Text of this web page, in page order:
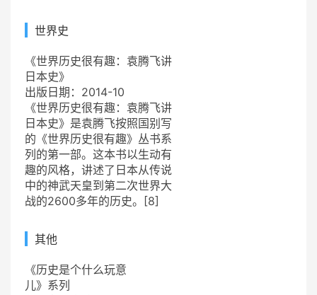
世界史
《世界历史很有趣：袁腾飞讲
日本史》
出版日期：2014-10
《世界历史很有趣：袁腾飞讲
日本史》是袁腾飞按照国别写
的《世界历史很有趣》丛书系
列的第一部。这本书以生动有
趣的风格，讲述了日本从传说
中的神武天皇到第二次世界大
战的2600多年的历史。[8]
其他
《历史是个什么玩意
儿》系列